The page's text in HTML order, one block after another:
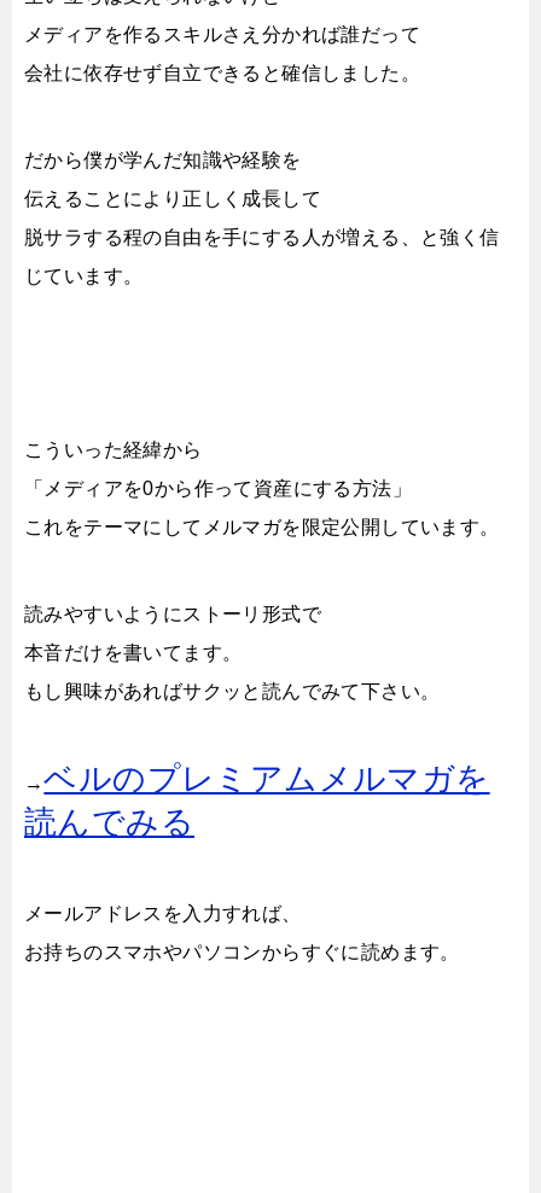
メディアを作るスキルさえ分かれば誰だって
会社に依存せず自立できると確信しました。
だから僕が学んだ知識や経験を
伝えることにより正しく成長して
脱サラする程の自由を手にする人が増える、と強く信
じています。
こういった経緯から
「メディアを0から作って資産にする方法」
これをテーマにしてメルマガを限定公開しています。
読みやすいようにストーリ形式で
本音だけを書いてます。
もし興味があればサクッと読んでみて下さい。
→ベルのプレミアムメルマガを
読んでみる
メールアドレスを入力すれば、
お持ちのスマホやパソコンからすぐに読めます。